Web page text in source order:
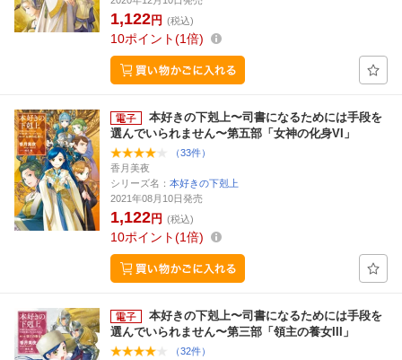
1,122円 (税込)
10ポイント 1倍
本好きの下剋上〜司書になるためには手段を
選んでいられません〜第五部「女神の化身VI」
（33件）
香月美夜
シリーズ名： 本好きの下剋上
2021年08月10日発売
1,122円 (税込)
10ポイント 1倍
本好きの下剋上〜司書になるためには手段を
選んでいられません〜第三部「領主の養女III」
（32件）